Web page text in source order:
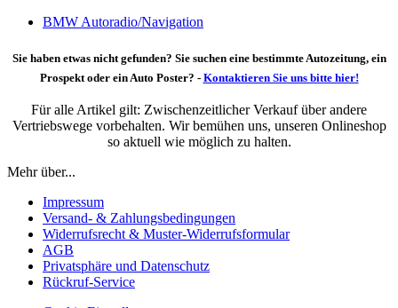
BMW Autoradio/Navigation
Sie haben etwas nicht gefunden? Sie suchen eine bestimmte Autozeitung, ein
Prospekt oder ein Auto Poster? - Kontaktieren Sie uns bitte hier!
Für alle Artikel gilt: Zwischenzeitlicher Verkauf über andere
Vertriebswege vorbehalten. Wir bemühen uns, unseren Onlineshop
so aktuell wie möglich zu halten.
Mehr über...
Impressum
Versand- & Zahlungsbedingungen
Widerrufsrecht & Muster-Widerrufsformular
AGB
Privatsphäre und Datenschutz
Rückruf-Service